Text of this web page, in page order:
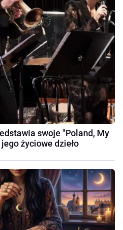
swoje "Poland, My
życiowe dzieło